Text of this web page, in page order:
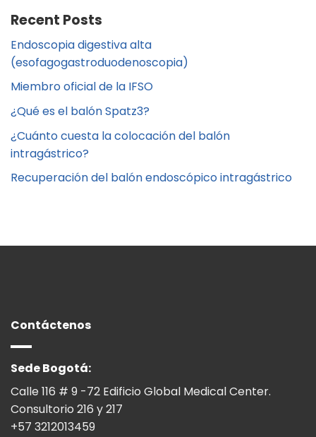
Recent Posts
Endoscopia digestiva alta
(esofagogastroduodenoscopia)
Miembro oficial de la IFSO
¿Qué es el balón Spatz3?
¿Cuánto cuesta la colocación del balón
intragástrico?
Recuperación del balón endoscópico intragástrico
Contáctenos
Sede Bogotá:
Calle 116 # 9 -72 Edificio Global Medical Center.
Consultorio 216 y 217
+57 3212013459